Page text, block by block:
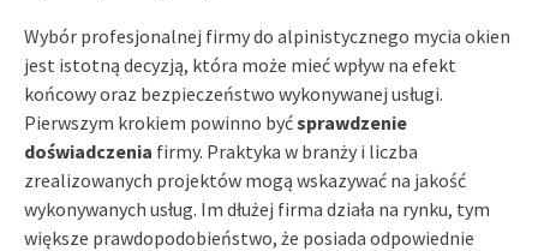
Wybór profesjonalnej firmy do alpinistycznego mycia okien
jest istotną decyzją, która może mieć wpływ na efekt
końcowy oraz bezpieczeństwo wykonywanej usługi.
Pierwszym krokiem powinno byćsprawdzenie
doświadczenia firmy. Praktyka w branży i liczba
zrealizowanych projektów mogą wskazywać na jakość
wykonywanych usług. Im dłużej firma działa na rynku, tym
większe prawdopodobieństwo, że posiada odpowiednie